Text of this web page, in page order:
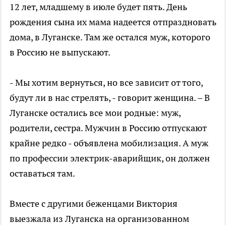
12 лет, младшему в июле будет пять. День
рождения сына их мама надеется отпраздновать
дома, в Луганске. Там же остался муж, которого
в Россию не выпускают.
- Мы хотим вернуться, но все зависит от того,
будут ли в нас стрелять, - говорит женщина. – В
Луганске остались все мои родные: муж,
родители, сестра. Мужчин в Россию отпускают
крайне редко - объявлена мобилизация. А муж
по профессии электрик-аварийщик, он должен
оставаться там.
Вместе с другими беженцами Виктория
выезжала из Луганска на организованном